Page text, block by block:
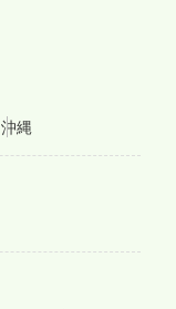
沖縄